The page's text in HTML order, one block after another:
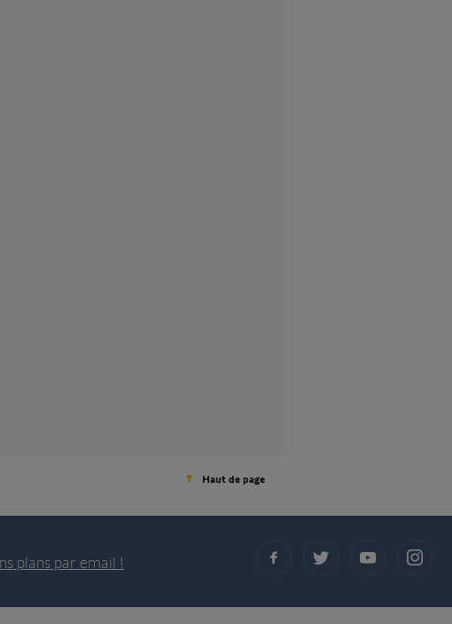
Haut de page
plans par email !